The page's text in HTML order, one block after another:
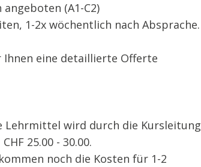
(A1-C2)
1-2x wöchentlich nach Absprache.
Ihnen eine detaillierte Offerte
Lehrmittel wird durch die Kursleitung
25.00 - 30.00.
noch die Kosten für 1-2